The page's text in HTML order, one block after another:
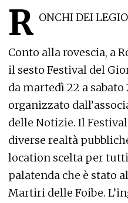
R ONCHI DEI
Conto alla rovescia, a
il sesto Festival del
da martedì 22 a sabato
organizzato
delle Notizie. Il
diverse realtà
location scelta per
palatenda che è stato
Martiri delle Foibe.